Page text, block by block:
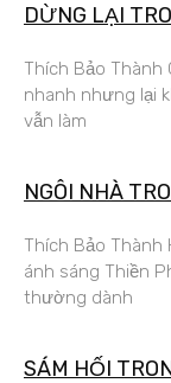
DỪNG LẠI
Thích Bảo
nhanh nhưng lại
vẫn làm
NGÔI NHÀ
Thích Bảo
ánh sáng Thiền
thường dành
SÁM HỐI